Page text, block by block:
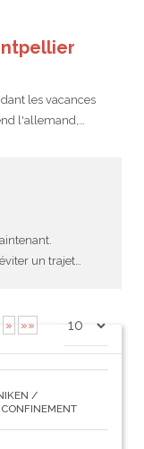
les vacances
l'allemand,…
un trajet…
» »»
/